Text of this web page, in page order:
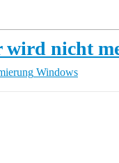
wird nicht
Windows